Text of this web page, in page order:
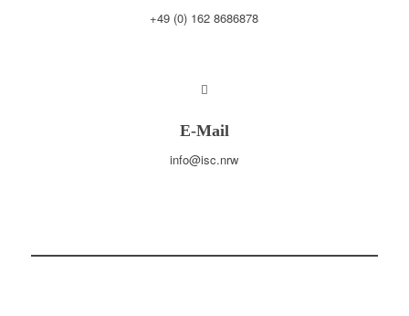
+49 (0) 162 8686878
E-Mail
info@isc.nrw